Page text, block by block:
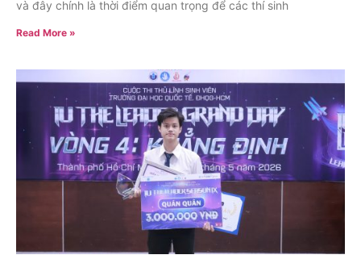
và đây chính là thời điểm quan trọng để các thí sinh
Read More »